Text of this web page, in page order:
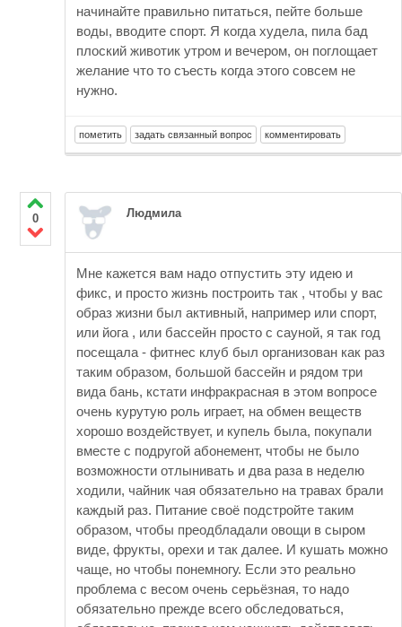
начинайте правильно питаться, пейте больше
воды, вводите спорт. Я когда худела, пила бад
плоский животик утром и вечером, он поглощает
желание что то съесть когда этого совсем не
нужно.
0 Людмила
Мне кажется вам надо отпустить эту идею и
фикс, и просто жизнь построить так , чтобы у вас
образ жизни был активный, например или спорт,
или йога , или бассейн просто с сауной, я так год
посещала - фитнес клуб был организован как раз
таким образом, большой бассейн и рядом три
вида бань, кстати инфракрасная в этом вопросе
очень курутую роль играет, на обмен веществ
хорошо воздействует, и купель была, покупали
вместе с подругой абонемент, чтобы не было
возможности отлынивать и два раза в неделю
ходили, чайник чая обязательно на травах брали
каждый раз. Питание своё подстройте таким
образом, чтобы преодбладали овощи в сыром
виде, фрукты, орехи и так далее. И кушать можно
чаще, но чтобы понемногу. Если это реально
проблема с весом очень серьёзная, то надо
обязательно прежде всего обследоваться,